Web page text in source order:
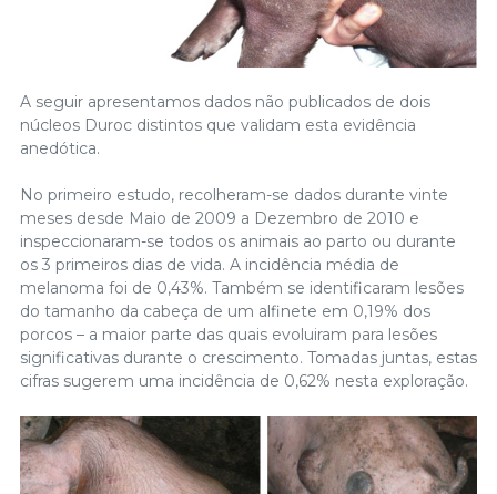
A seguir apresentamos dados não publicados de dois
núcleos Duroc distintos que validam esta evidência
anedótica.
No primeiro estudo, recolheram-se dados durante vinte
meses desde Maio de 2009 a Dezembro de 2010 e
inspeccionaram-se todos os animais ao parto ou durante
os 3 primeiros dias de vida. A incidência média de
melanoma foi de 0,43%. Também se identificaram lesões
do tamanho da cabeça de um alfinete em 0,19% dos
porcos – a maior parte das quais evoluiram para lesões
significativas durante o crescimento. Tomadas juntas, estas
cifras sugerem uma incidência de 0,62% nesta exploração.